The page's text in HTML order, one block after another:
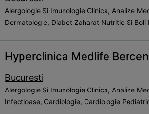
Alergologie Si Imunologie Clinica, Analize
Dermatologie, Diabet Zaharat Nutritie Si Boli
Hyperclinica Medlife
Bucuresti
Alergologie Si Imunologie Clinica, Analize
Infectioase, Cardiologie, Cardiologie